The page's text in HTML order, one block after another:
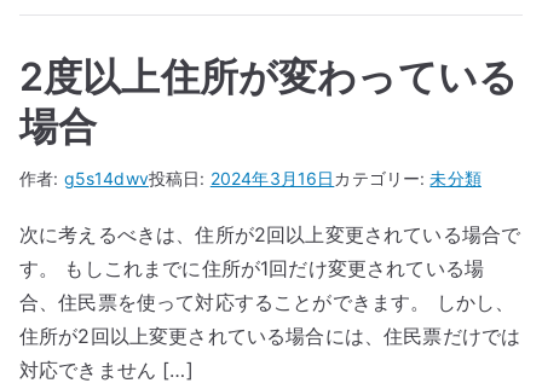
2度以上住所が変わっている
場合
作者: g5s14dwv投稿日: 2024年3月16日カテゴリー:未分類
次に考えるべきは、住所が2回以上変更されている場合で
す。 もしこれまでに住所が1回だけ変更されている場
合、住民票を使って対応することができます。 しかし、
住所が2回以上変更されている場合には、住民票だけでは
対応できません […]